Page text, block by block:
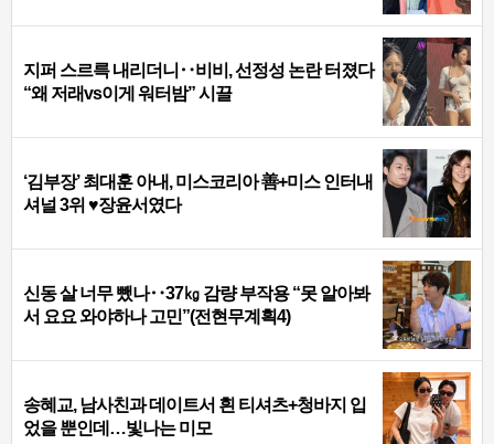
지퍼 스르륵 내리더니‥비비, 선정성 논란 터졌다
“왜 저래vs이게 워터밤” 시끌
‘김부장’ 최대훈 아내, 미스코리아 善+미스 인터내
셔널 3위 ♥장윤서였다
신동 살 너무 뺐나‥37㎏ 감량 부작용 “못 알아봐
서 요요 와야하나 고민”(전현무계획4)
송혜교, 남사친과 데이트서 흰 티셔츠+청바지 입
었을 뿐인데…빛나는 미모